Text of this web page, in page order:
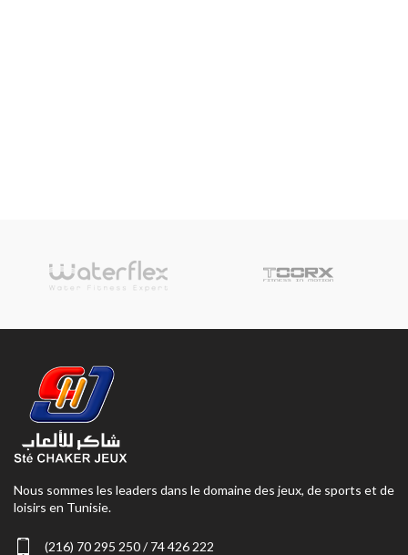
Nous sommes les leaders dans le domaine des jeux, de sports et de
loisirs en Tunisie.
(216) 70 295 250 / 74 426 222